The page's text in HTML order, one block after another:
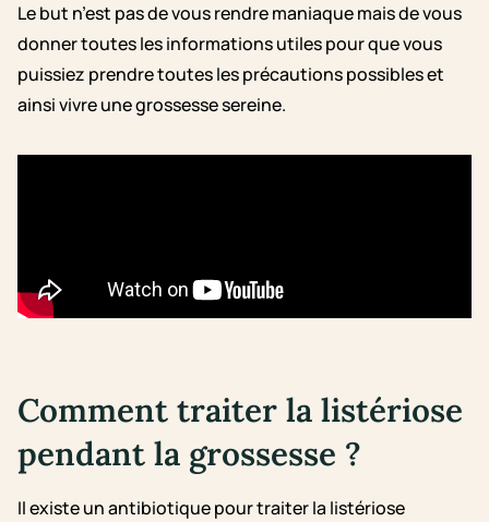
Le but n’est pas de vous rendre maniaque mais de vous
donner toutes les informations utiles pour que vous
puissiez prendre toutes les précautions possibles et
ainsi vivre une grossesse sereine.
Comment traiter la listériose
pendant la grossesse ?
Il existe un antibiotique pour traiter la listériose